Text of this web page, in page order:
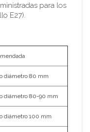
para los
E27).
diámetro 80 mm
diámetro 80-90 mm
diámetro 100 mm